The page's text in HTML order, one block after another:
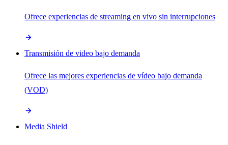
Ofrece experiencias de streaming en vivo sin interrupciones
Transmisión de video bajo demanda
Ofrece las mejores experiencias de vídeo bajo demanda
(VOD)
Media Shield